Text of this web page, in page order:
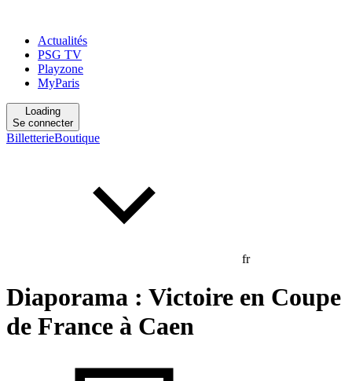
Actualités
PSG TV
Playzone
MyParis
Loading
Se connecter
BilletterieBoutique
fr
Diaporama : Victoire en Coupe
de France à Caen